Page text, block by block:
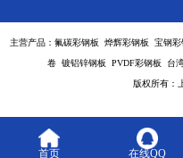
主营产品：氟碳彩钢板 烨辉彩钢板 宝钢
卷 镀铝锌钢板 PVDF彩钢板 台
版权所有：
首页 在线QQ